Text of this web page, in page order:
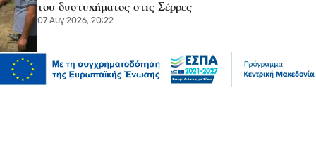
του δυστυχήματος στις Σέρρες
07 Αυγ 2026, 20:22
Μόδα
10 συμβουλές για να διατηρείτε τα ρούχα σας σαν